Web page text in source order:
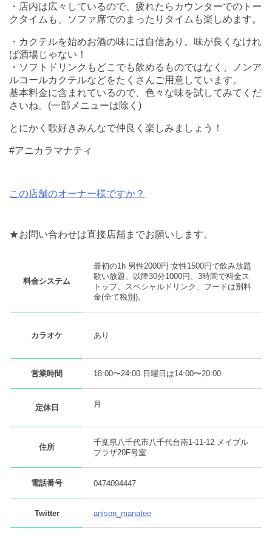
・店内は広々しているので、疲れたらカウンターでのトー
クタイムも、ソファ席でのまったりタイムも楽しめます。
・カクテルを始めお酒の味には自信あり。味が良くなけれ
ば酒場じゃない！
・ソフトドリンクもどこでも飲めるものではなく、ノンア
ルコールカクテルなどをたくさんご用意しています。
基本料金に含まれているので、色々な味を試してみてくだ
さいね。(一部メニューは除く)
とにかく歌好きみんなで仲良く楽しみましょう！
‪#アニカラマナティ
この店舗のオーナー様ですか？
★お問い合わせは直接店舗までお願いします。
料金システム
最初の1h 男性2000円 女性1500円で飲み放題
歌い放題。以降30分1000円、3時間で料金ス
トップ。スペシャルドリンク、フードは別料
金(全て税別)。
カラオケ あり
営業時間 18:00〜24:00 日曜日は14:00〜20:00
定休日 月
住所
千葉県八千代市八千代台南1-11-12 メイプル
プラザ20F号室
電話番号 0474094447
Twitter anison_manatee